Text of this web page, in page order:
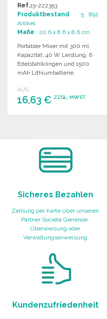
Ref.15-222353
Produktbestand : 5 892
Artikel
Maße : 20.6 x 8.6 x 8.6 cm
Portabler Mixer mit 300 ml
Kapazität, 40 W Leistung, 6
Edelstahlklingen und 1500
mAh Lithiumbatterie.
AUS
16,63 € ZZGL. MWST.
Sicheres Bezahlen
Zahlung per Karte über unseren
Partner Société Générale,
Überweisung oder
Verwaltungsanweisung
Kundenzufriedenheit